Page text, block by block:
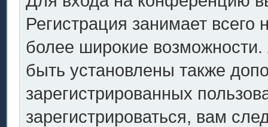
Регистрация занимает всего
более широкие
быть установлены также
зарегистрированных
зарегистрироваться, вам